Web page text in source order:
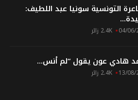
التونسية سونيا عبد اللطيف:
04/06/ 2.4K زائر
هادي عون يقول “لم أنس...
13/08/ 2.4K زائر